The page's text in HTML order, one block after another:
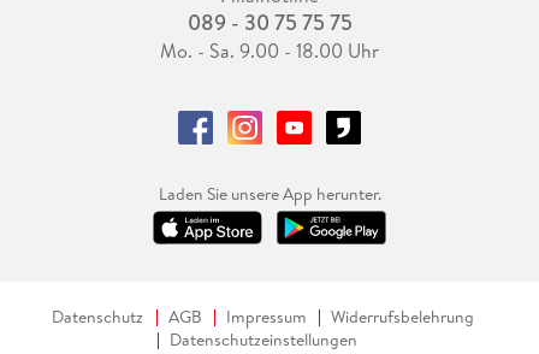
089 - 30 75 75 75
Mo. - Sa. 9.00 - 18.00 Uhr
Laden Sie unsere App herunter.
Datenschutz AGB Impressum
Widerrufsbelehrung
Datenschutzeinstellungen